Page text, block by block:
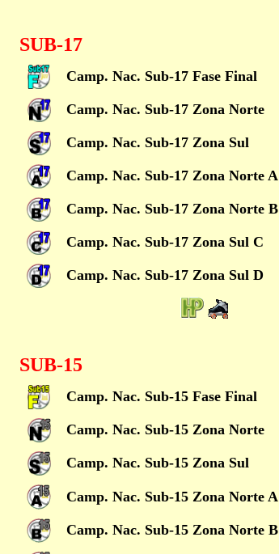
SUB-17
Camp. Nac. Sub-17 Fase Final
Camp. Nac. Sub-17 Zona Norte
Camp. Nac. Sub-17 Zona Sul
Camp. Nac. Sub-17 Zona Norte A
Camp. Nac. Sub-17 Zona Norte B
Camp. Nac. Sub-17 Zona Sul C
Camp. Nac. Sub-17 Zona Sul D
SUB-15
Camp. Nac. Sub-15 Fase Final
Camp. Nac. Sub-15 Zona Norte
Camp. Nac. Sub-15 Zona Sul
Camp. Nac. Sub-15 Zona Norte A
Camp. Nac. Sub-15 Zona Norte B